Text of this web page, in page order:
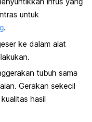
untuk
.
ke dalam alat
tubuh sama
Gerakan sekecil
hasil